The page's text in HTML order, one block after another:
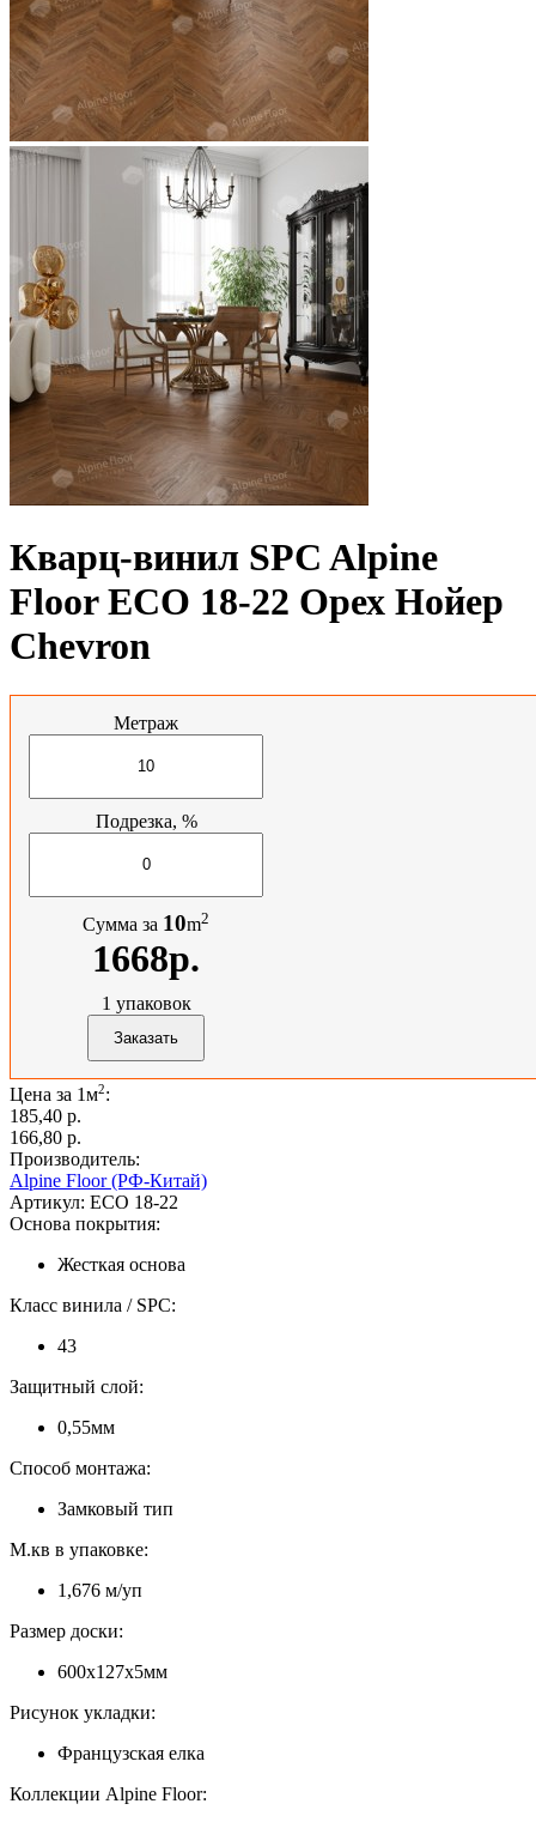
Кварц-винил SPC Alpine
Floor ECO 18-22 Орех Нойер
Chevron
Метраж
Подрезка, %
Сумма за 10m2
1668р.
1 упаковок
Цена за 1м2:
185,40 p.
166,80 p.
Производитель:
Alpine Floor (РФ-Китай)
Артикул: ECO 18-22
Основа покрытия:
Жесткая основа
Класс винила / SPC:
43
Защитный слой:
0,55мм
Способ монтажа:
Замковый тип
М.кв в упаковке:
1,676 м/уп
Размер доски:
600х127х5мм
Рисунок укладки:
Французская елка
Коллекции Alpine Floor: